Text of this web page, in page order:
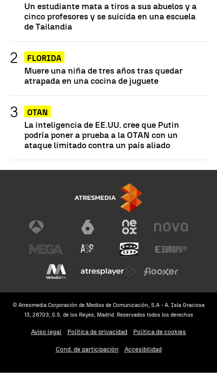
Un estudiante mata a tiros a sus abuelos y a
cinco profesores y se suicida en una escuela
de Tailandia
FLORIDA
Muere una niña de tres años tras quedar
atrapada en una cocina de juguete
OTAN
La inteligencia de EE.UU. cree que Putin
podría poner a prueba a la OTAN con un
ataque limitado contra un país aliado
© Atresmedia Corporación de Medios de Comunicación, S.A - A. Isla Graciosa
13, 28703, S.S. de los Reyes, Madrid. Reservados todos los derechos
Aviso legal Política de privacidad Política de cookies
Cond. de participación Accesibilidad